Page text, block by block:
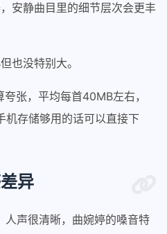
安静曲目里的细节层次会更丰
也没特别大。
张，平均每首40MB左右，
机存储够用的话可以直接下
异
声很清晰，曲婉婷的嗓音特